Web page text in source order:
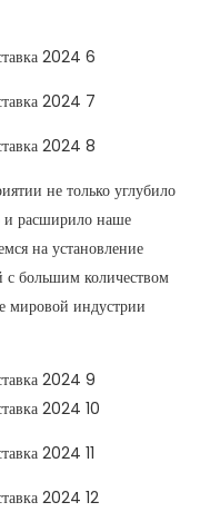
не только углубило
расширило наше
на установление
с большим количеством
мировой индустрии